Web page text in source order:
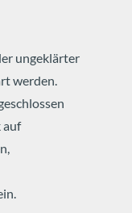
ungeklärter
werden.
auf